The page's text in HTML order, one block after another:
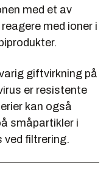
med et av
med ioner i
giftvirkning på
er resistente
kan også
småpartikler i
ved filtrering.